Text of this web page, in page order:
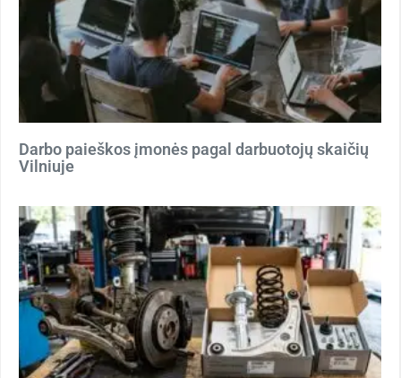
Darbo paieškos įmonės pagal darbuotojų skaičių
Vilniuje